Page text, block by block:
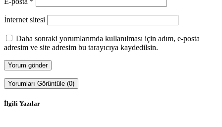
İnternet sitesi
Daha sonraki yorumlarımda kullanılması için adım, e-posta
adresim ve site adresim bu tarayıcıya kaydedilsin.
Yorumları Görüntüle (0)
İlgili Yazılar